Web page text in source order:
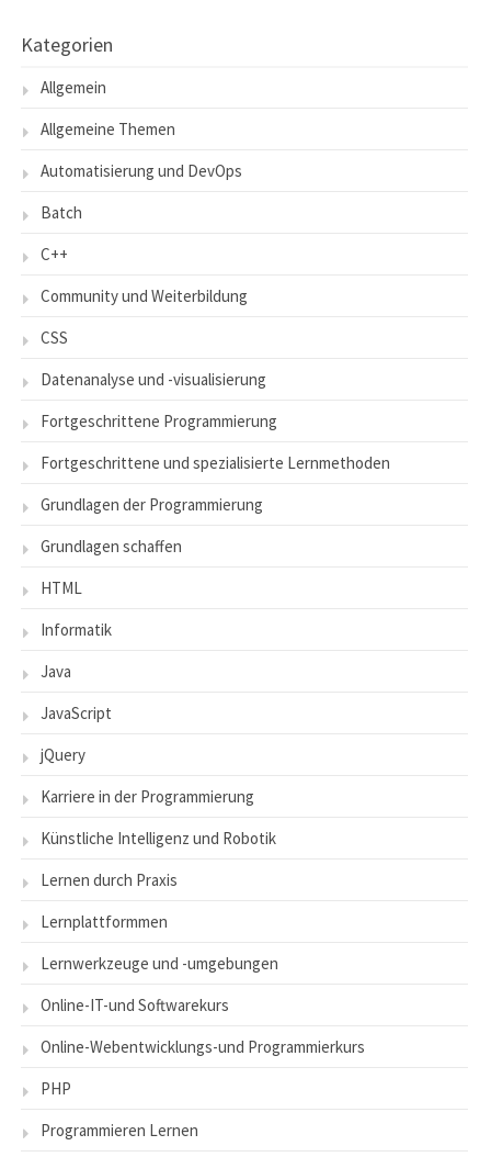
Kategorien
Allgemein
Allgemeine Themen
Automatisierung und DevOps
Batch
C++
Community und Weiterbildung
CSS
Datenanalyse und -visualisierung
Fortgeschrittene Programmierung
Fortgeschrittene und spezialisierte Lernmethoden
Grundlagen der Programmierung
Grundlagen schaffen
HTML
Informatik
Java
JavaScript
jQuery
Karriere in der Programmierung
Künstliche Intelligenz und Robotik
Lernen durch Praxis
Lernplattformmen
Lernwerkzeuge und -umgebungen
Online-IT-und Softwarekurs
Online-Webentwicklungs-und Programmierkurs
PHP
Programmieren Lernen